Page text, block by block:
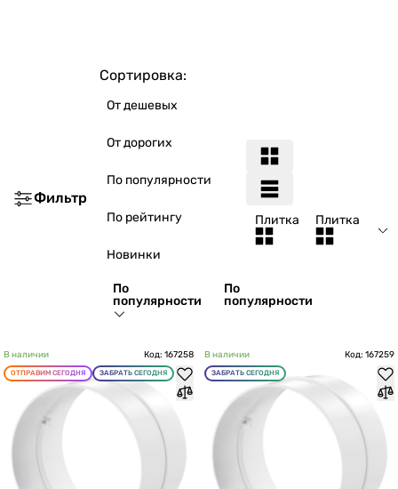
Фильтр
Сортировка:
От дешевых
От дорогих
По популярности
По рейтингу
Новинки
По
популярности
По
популярности
Плитка Плитка
В наличии Код: 167258
ОТПРАВИМ СЕГОДНЯ ЗАБРАТЬ СЕГОДНЯ
В наличии Код: 167259
ЗАБРАТЬ СЕГОДНЯ